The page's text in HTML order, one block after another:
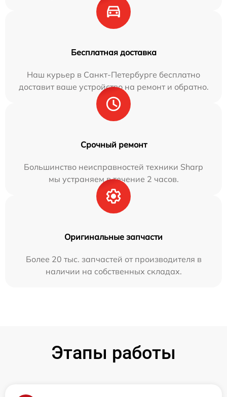
Бесплатная доставка
Наш курьер в Санкт-Петербурге бесплатно
доставит ваше устройство на ремонт и обратно.
Срочный ремонт
Большинство неисправностей техники Sharp
мы устраняем в течение 2 часов.
Оригинальные запчасти
Более 20 тыс. запчастей от производителя в
наличии на собственных складах.
Этапы работы